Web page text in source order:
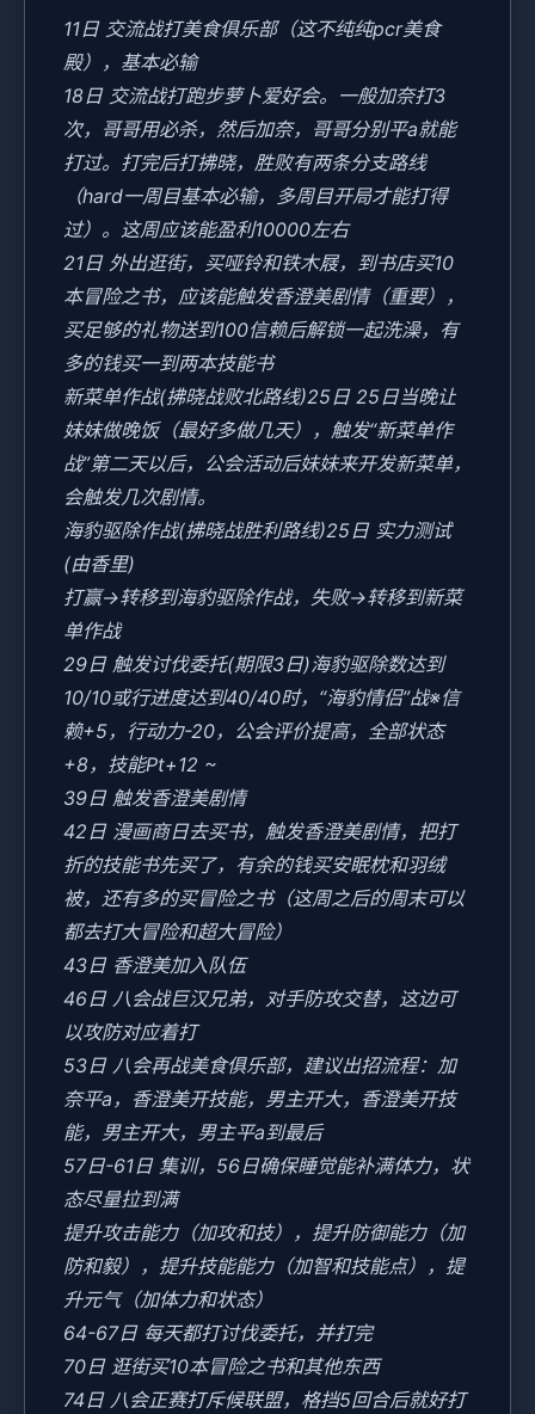
11日 交流战打美食俱乐部（这不纯纯pcr美食
殿），基本必输
18日 交流战打跑步萝卜爱好会。一般加奈打3
次，哥哥用必杀，然后加奈，哥哥分别平a就能
打过。打完后打拂晓，胜败有两条分支路线
（hard一周目基本必输，多周目开局才能打得
过）。这周应该能盈利10000左右
21日 外出逛街，买哑铃和铁木屐，到书店买10
本冒险之书，应该能触发香澄美剧情（重要），
买足够的礼物送到100信赖后解锁一起洗澡，有
多的钱买一到两本技能书
新菜单作战(拂晓战败北路线)25日 25日当晚让
妹妹做晚饭（最好多做几天），触发“新菜单作
战”第二天以后，公会活动后妹妹来开发新菜单，
会触发几次剧情。
海豹驱除作战(拂晓战胜利路线)25日 实力测试
(由香里)
打赢→转移到海豹驱除作战，失败→转移到新菜
单作战
29日 触发讨伐委托(期限3日)海豹驱除数达到
10/10或行进度达到40/40时，“海豹情侣”战※信
赖+5，行动力-20，公会评价提高，全部状态
+8，技能Pt+12 ~
39日 触发香澄美剧情
42日 漫画商日去买书，触发香澄美剧情，把打
折的技能书先买了，有余的钱买安眠枕和羽绒
被，还有多的买冒险之书（这周之后的周末可以
都去打大冒险和超大冒险）
43日 香澄美加入队伍
46日 八会战巨汉兄弟，对手防攻交替，这边可
以攻防对应着打
53日 八会再战美食俱乐部，建议出招流程：加
奈平a，香澄美开技能，男主开大，香澄美开技
能，男主开大，男主平a到最后
57日-61日 集训，56日确保睡觉能补满体力，状
态尽量拉到满
提升攻击能力（加攻和技），提升防御能力（加
防和毅），提升技能能力（加智和技能点），提
升元气（加体力和状态）
64-67日 每天都打讨伐委托，并打完
70日 逛街买10本冒险之书和其他东西
74日 八会正赛打斥候联盟，格挡5回合后就好打